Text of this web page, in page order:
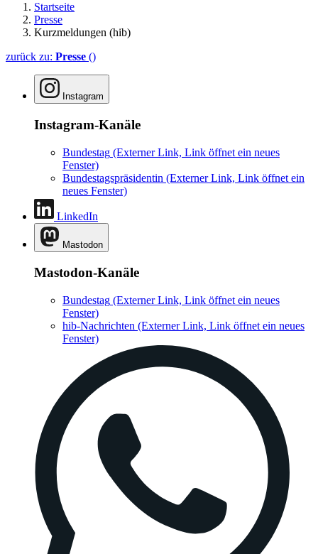
Startseite
Presse
Kurzmeldungen (hib)
zurück zu: Presse ()
Instagram
Instagram-Kanäle
Bundestag (Externer Link, Link öffnet ein neues
Fenster)
Bundestagspräsidentin (Externer Link, Link öffnet ein
neues Fenster)
LinkedIn
Mastodon
Mastodon-Kanäle
Bundestag (Externer Link, Link öffnet ein neues
Fenster)
hib-Nachrichten (Externer Link, Link öffnet ein neues
Fenster)